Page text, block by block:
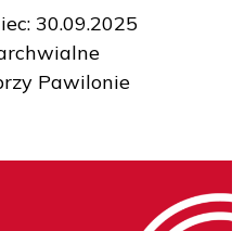
30.09.2025
Pawilonie